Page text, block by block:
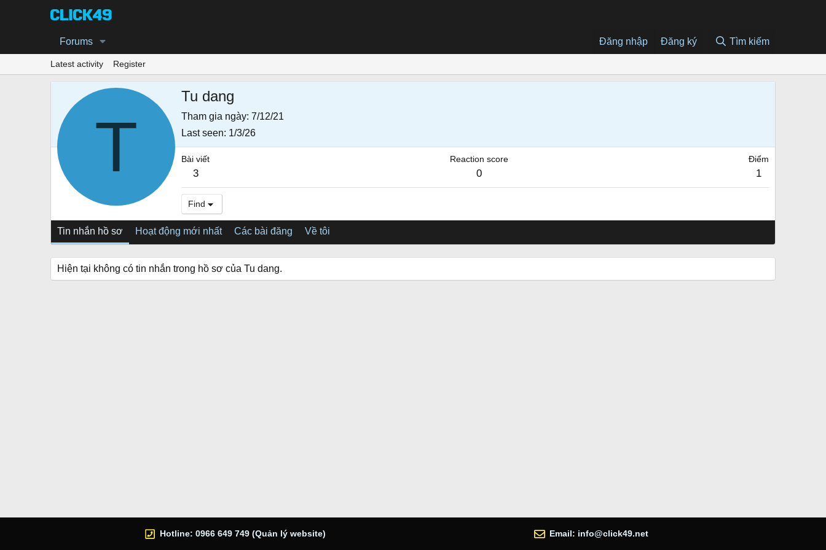
Forums Đăng nhập Đăng ký Tìm kiếm
Latest activity Register
T
Tu dang
Tham gia ngày 7/12/21
Last seen 1/3/26
Bài viết
3
Reaction score
0
Điểm
1
Find
Tin nhắn hồ sơ Hoạt động mới nhất Các bài đăng Về tôi
Hiện tại không có tin nhắn trong hồ sơ của Tu dang.
Hotline: 0966 649 749 (Quản lý website) Email: info@click49.net